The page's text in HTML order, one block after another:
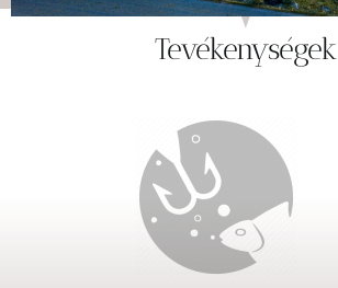
Tevékenységek